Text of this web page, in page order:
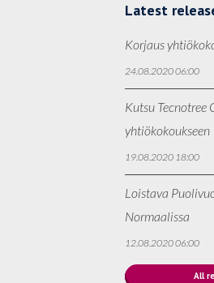
Latest
Korjaus
24.08.2020 06:00
Kutsu Tecnotree
yhtiökokoukseen
19.08.2020 18:00
Loistava
Normaalissa
12.08.2020 06:00
All